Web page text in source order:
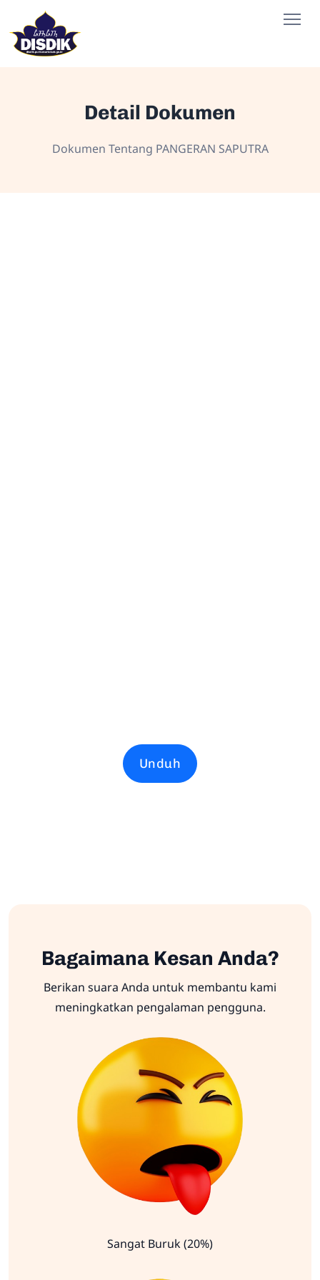
Detail Dokumen
Dokumen Tentang PANGERAN SAPUTRA
Unduh
Bagaimana Kesan Anda?
Berikan suara Anda untuk membantu kami
meningkatkan pengalaman pengguna.
Sangat Buruk (20%)